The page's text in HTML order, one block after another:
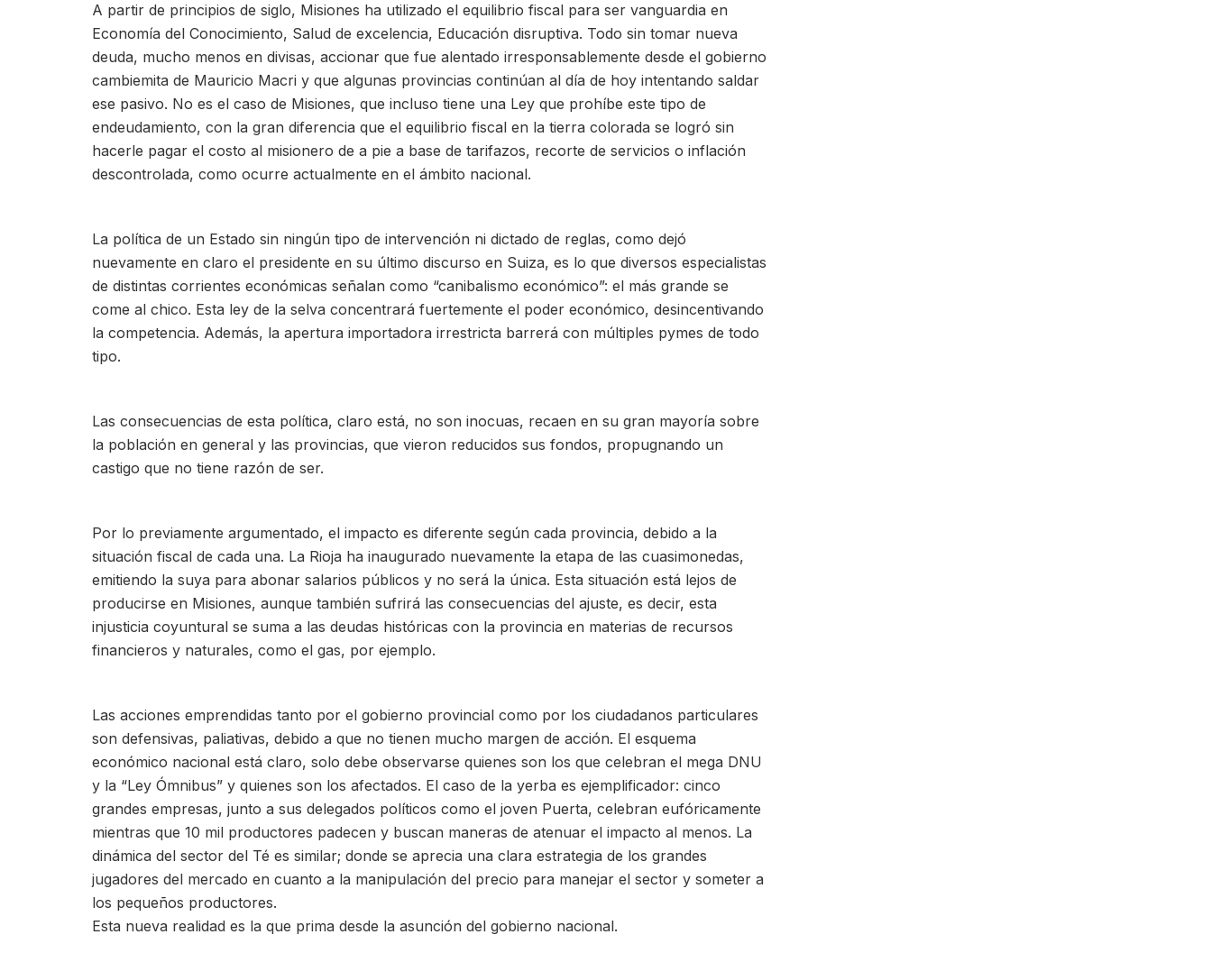
A partir de principios de siglo, Misiones ha utilizado el equilibrio fiscal para ser vanguardia en
Economía del Conocimiento, Salud de excelencia, Educación disruptiva. Todo sin tomar nueva
deuda, mucho menos en divisas, accionar que fue alentado irresponsablemente desde el gobierno
cambiemita de Mauricio Macri y que algunas provincias continúan al día de hoy intentando saldar
ese pasivo. No es el caso de Misiones, que incluso tiene una Ley que prohíbe este tipo de
endeudamiento, con la gran diferencia que el equilibrio fiscal en la tierra colorada se logró sin
hacerle pagar el costo al misionero de a pie a base de tarifazos, recorte de servicios o inflación
descontrolada, como ocurre actualmente en el ámbito nacional.
La política de un Estado sin ningún tipo de intervención ni dictado de reglas, como dejó
nuevamente en claro el presidente en su último discurso en Suiza, es lo que diversos especialistas
de distintas corrientes económicas señalan como “canibalismo económico”: el más grande se
come al chico. Esta ley de la selva concentrará fuertemente el poder económico, desincentivando
la competencia. Además, la apertura importadora irrestricta barrerá con múltiples pymes de todo
tipo.
Las consecuencias de esta política, claro está, no son inocuas, recaen en su gran mayoría sobre
la población en general y las provincias, que vieron reducidos sus fondos, propugnando un
castigo que no tiene razón de ser.
Por lo previamente argumentado, el impacto es diferente según cada provincia, debido a la
situación fiscal de cada una. La Rioja ha inaugurado nuevamente la etapa de las cuasimonedas,
emitiendo la suya para abonar salarios públicos y no será la única. Esta situación está lejos de
producirse en Misiones, aunque también sufrirá las consecuencias del ajuste, es decir, esta
injusticia coyuntural se suma a las deudas históricas con la provincia en materias de recursos
financieros y naturales, como el gas, por ejemplo.
Las acciones emprendidas tanto por el gobierno provincial como por los ciudadanos particulares
son defensivas, paliativas, debido a que no tienen mucho margen de acción. El esquema
económico nacional está claro, solo debe observarse quienes son los que celebran el mega DNU
y la “Ley Ómnibus” y quienes son los afectados. El caso de la yerba es ejemplificador: cinco
grandes empresas, junto a sus delegados políticos como el joven Puerta, celebran eufóricamente
mientras que 10 mil productores padecen y buscan maneras de atenuar el impacto al menos. La
dinámica del sector del Té es similar; donde se aprecia una clara estrategia de los grandes
jugadores del mercado en cuanto a la manipulación del precio para manejar el sector y someter a
los pequeños productores.
Esta nueva realidad es la que prima desde la asunción del gobierno nacional.